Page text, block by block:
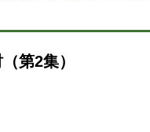
第2集）